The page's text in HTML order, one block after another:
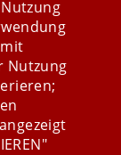
Nutzung